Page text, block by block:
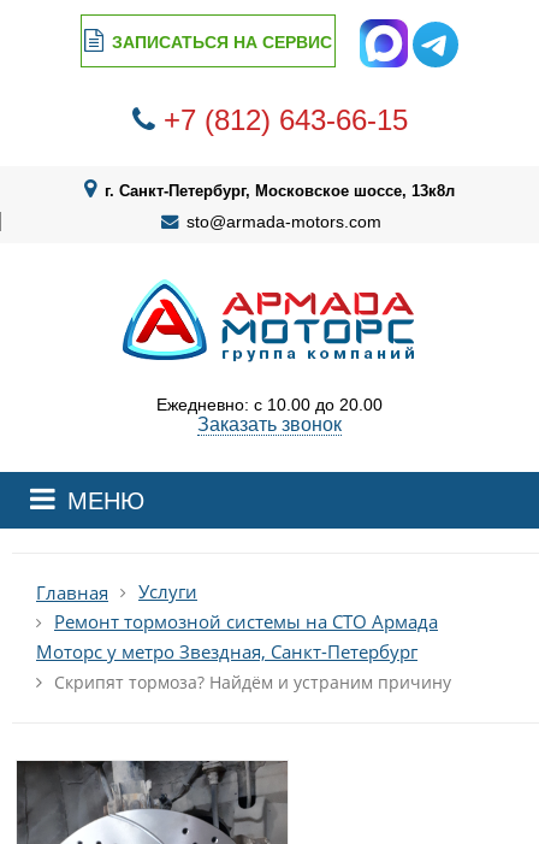
г. Санкт-Петербург, Московское шоссе, 13к8л
sto@armada-motors.com
+7 (812) 643-66-15
Ежедневно: с 10.00 до 20.00
Заказать звонок
ЗАПИСАТЬСЯ НА СЕРВИС
МЕНЮ
Главная
Услуги
Ремонт тормозной системы на СТО Армада
Моторс у метро Звездная, Санкт-Петербург
Скрипят тормоза? Найдём и устраним причину